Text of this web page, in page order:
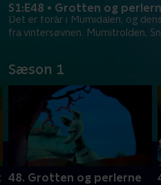
S1:E48 • Grotten og
Det er forår i Mumidalen, og
fra vintersøvnen. Mumitrolden,
Sæson 1
48. Grotten og perlerne